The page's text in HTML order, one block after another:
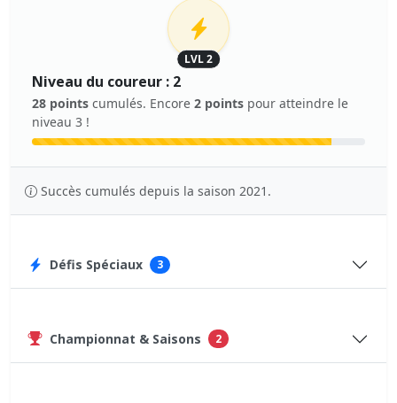
LVL 2
Niveau du coureur : 2
28 points cumulés. Encore 2 points pour atteindre le
niveau 3 !
Succès cumulés depuis la saison 2021.
Défis Spéciaux 3
Championnat & Saisons 2